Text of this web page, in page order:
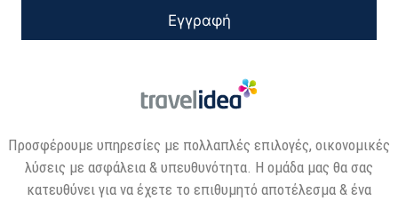
Εγγραφή
Προσφέρουμε υπηρεσίες με πολλαπλές επιλογές, οικονομικές
λύσεις με ασφάλεια & υπευθυνότητα. Η ομάδα μας θα σας
κατευθύνει για να έχετε το επιθυμητό αποτέλεσμα & ένα